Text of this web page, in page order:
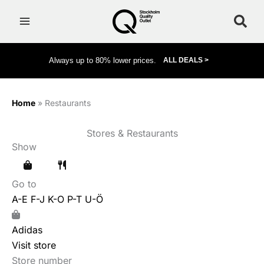
Always up to 80% lower prices. ALL DEALS >
Home » Restaurants
Stores & Restaurants
Show
Go to
A-E F-J K-O P-T U-Ö
Adidas
Visit store
Store number